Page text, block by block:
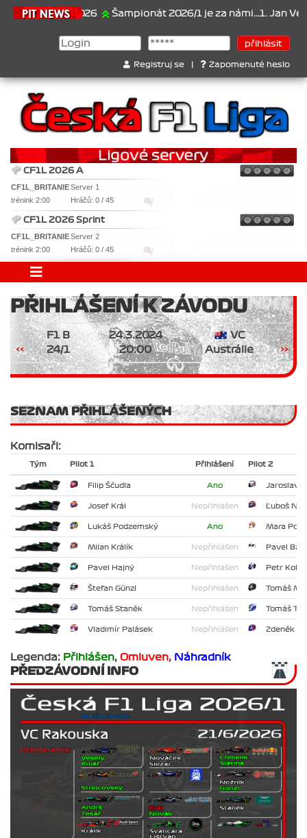
21.6.2026 Šampionát 2026/1 je za námi...1. Jan
Registruj se Zapomenuté heslo
CF1L 2026 A
CF1L_BRITANIEServer 1
trénink 2:00
Hráčů: 0 / 45
CF1L 2026 Sprint
CF1L_BRITANIEServer 2
trénink 2:00
Hráčů: 0 / 45
PŘIHLÁŠENÍ K ZÁVODU
<<
F1 B
24/1
24.3.2024
20:00
VC
Austrálie
>>
SEZNAM PŘIHLÁŠENÝCH
Komisaři:
Tým Pilot 1 Přihlášení Pilot 2
Filip Ščudla Ano Jaroslav
Josef Král Nepřihlášen Ľuboš
Lukáš Podzemský Ano Mara
Milan Králík Nepřihlášen Pavel
Pavel Hajný Nepřihlášen Petr Kolář
Štefan Günzl Nepřihlášen Tomáš
Tomáš Staněk Nepřihlášen Tomáš
Vladimír Palásek Nepřihlášen Zdeněk
Legenda: Přihlášen, Omluven, Náhradník
PŘEDZÁVODNÍ INFO